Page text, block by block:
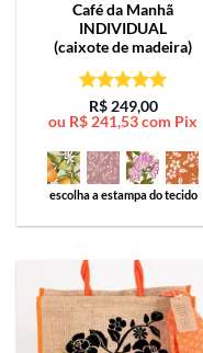
Café da Manhã
INDIVIDUAL
(caixote de madeira)
Avaliação5
de 5
R$249,00
ou R$241,53com Pix
escolha a estampa do tecido